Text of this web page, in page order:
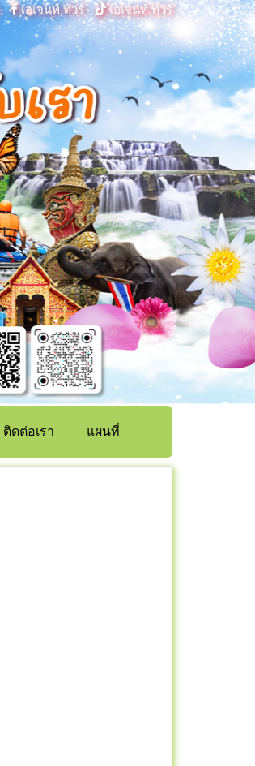
เอเจนท์ ทัวร์ เอเจนท์ ทัวร์
ติดต่อเรา แผนที่